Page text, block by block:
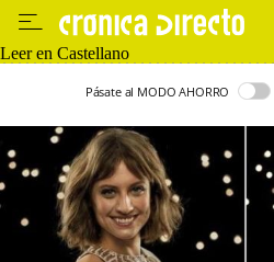
Leer en Castellano
Pásate al MODO AHORRO